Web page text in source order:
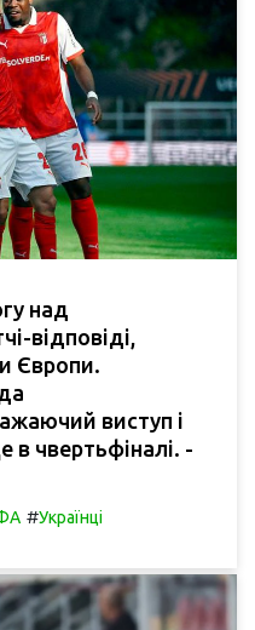
над
відповіді,
Європи.
виступ і
в чвертьфіналі. -
#Українці